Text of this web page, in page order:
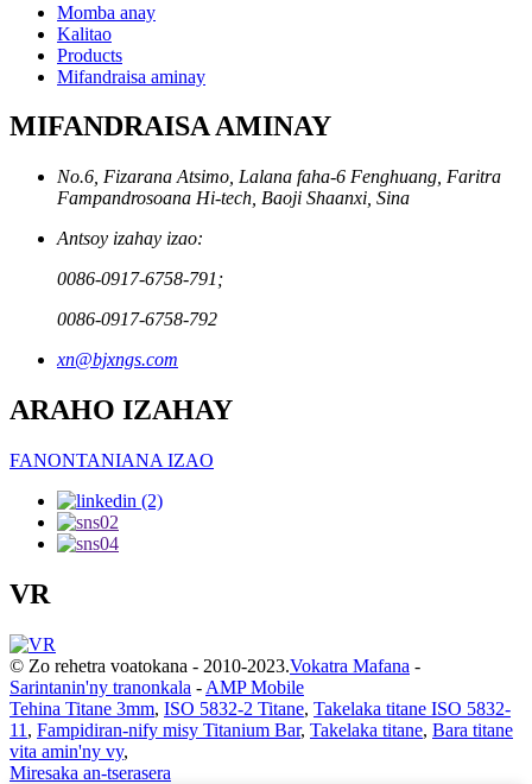
Momba anay
Kalitao
Products
Mifandraisa aminay
MIFANDRAISA AMINAY
No.6, Fizarana Atsimo, Lalana faha-6 Fenghuang, Faritra
Fampandrosoana Hi-tech, Baoji Shaanxi, Sina
Antsoy izahay izao:
0086-0917-6758-791;
0086-0917-6758-792
xn@bjxngs.com
ARAHO IZAHAY
FANONTANIANA IZAO
VR
© Zo rehetra voatokana - 2010-2023.Vokatra Mafana -
Sarintanin'ny tranonkala - AMP Mobile
Tehina Titane 3mm, ISO 5832-2 Titane, Takelaka titane ISO 5832-
11 , Fampidiran-nify misy Titanium Bar, Takelaka titane, Bara titane
vita amin'ny vy,
Miresaka an-tserasera